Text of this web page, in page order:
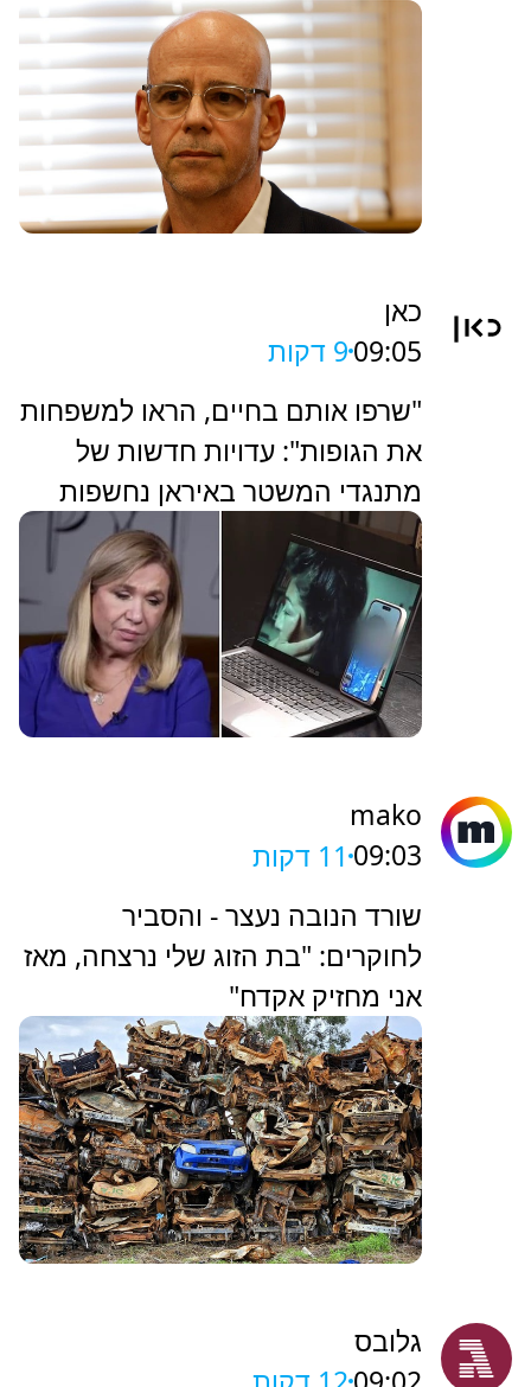
כאן
09:059 דקות
"שרפו אותם בחיים, הראו למשפחות
את הגופות": עדויות חדשות של
מתנגדי המשטר באיראן נחשפות
mako
09:03 11 דקות
שורד הנובה נעצר - והסביר
לחוקרים: "בת הזוג שלי נרצחה, מאז
אני מחזיק אקדח"
גלובס